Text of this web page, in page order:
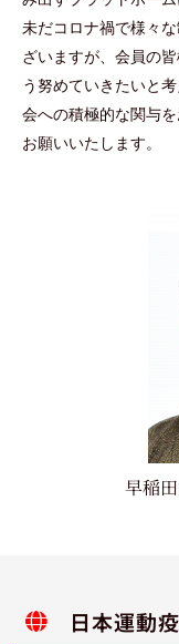
未だコロナ禍で様々
ざいますが、会員の
う努めていきたいと
会への積極的な関与
お願いいたします。
早稲
日本運動